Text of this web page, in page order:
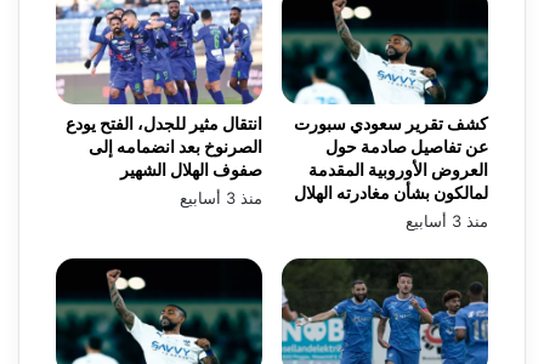
انتقال مثير للجدل، الفتح يودع
الصرنوخ بعد انضمامه إلى
صفوف الهلال الشهير
منذ 3 أسابيع
كشف تقرير سعودي سبورت
عن تفاصيل صادمة حول
العروض الأوروبية المقدمة
لمالكون بشأن مغادرته الهلال
منذ 3 أسابيع